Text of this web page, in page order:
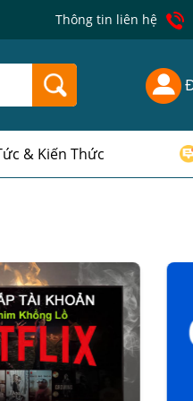
Thông tin liên hệ
& Kiến Thức